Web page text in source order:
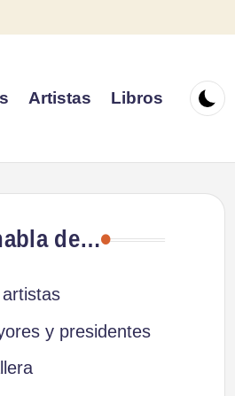
Artistas Libros
de…
y presidentes